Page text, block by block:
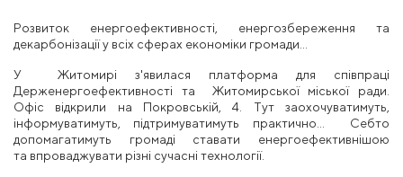
Розвиток енергоефективності, енергозбереження та
декарбонізації у всіх сферах економіки громади...
У Житомирі з'явилася платформа для співпраці
Держенергоефективності та Житомирської міської ради.
Офіс відкрили на Покровській, 4. Тут заохочуватимуть,
інформуватимуть, підтримуватимуть практично... Себто
допомагатимуть громаді ставати енергоефективнішою
та впроваджувати різні сучасні технології.